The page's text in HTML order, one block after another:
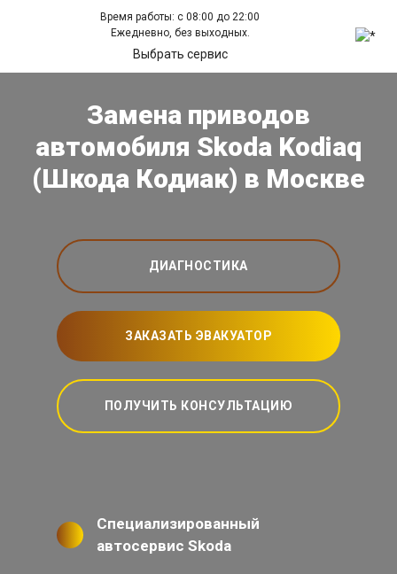
Время работы: с 08:00 до 22:00
Ежедневно, без выходных.
Выбрать сервис
Замена приводов
автомобиля Skoda Kodiaq
(Шкода Кодиак) в Москве
ДИАГНОСТИКА
ЗАКАЗАТЬ ЭВАКУАТОР
ПОЛУЧИТЬ КОНСУЛЬТАЦИЮ
Специализированный
автосервис Skoda